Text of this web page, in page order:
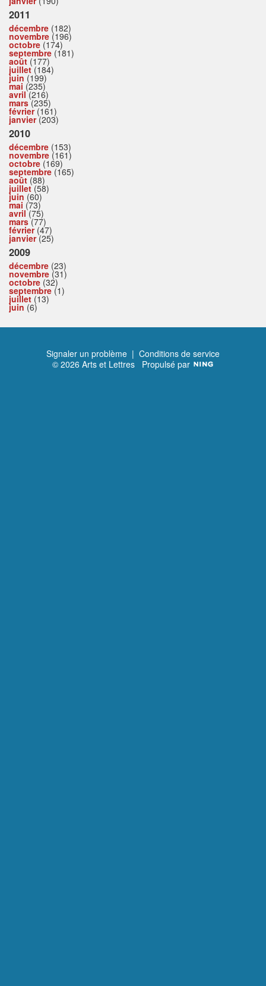
2011
décembre (182)
novembre (196)
octobre (174)
septembre (181)
août (177)
juillet(184)
juin (199)
mai (235)
avril(216)
mars(235)
février(161)
janvier(203)
2010
décembre (153)
novembre (161)
octobre (169)
septembre (165)
août (88)
juillet(58)
juin (60)
mai (73)
avril(75)
mars(77)
février(47)
janvier(25)
2009
décembre (23)
novembre (31)
octobre (32)
septembre (1)
juillet (13)
juin (6)
Signaler un problème | Conditions de service
© 2026 Arts et Lettres Propulsé par